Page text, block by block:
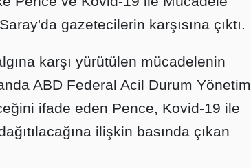
gazetecilerin karşısına çıktı.
karşı yürütülen mücadelenin
ABD Federal Acil Durum Yönetim
ifade eden Pence, Kovid-19 ile
ilişkin basında çıkan